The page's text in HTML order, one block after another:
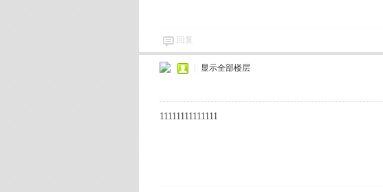
回复
显示全部楼层
11111111111111